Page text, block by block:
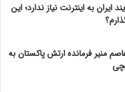
ایران به اینترنت نیاز ندارد؛ این
منیر فرمانده ارتش پاکستان به